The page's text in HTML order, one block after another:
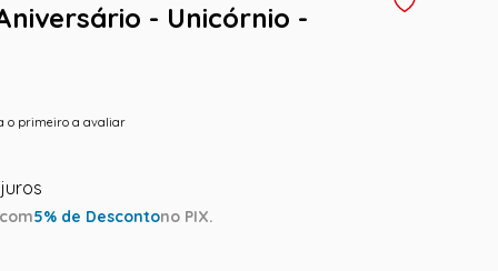
- Unicórnio -
o primeiro a avaliar
com5% de Descontono PIX.